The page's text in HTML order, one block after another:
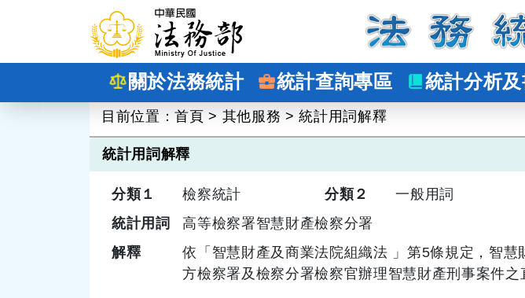
跳到主要內容
關於法務統計 統計查詢專區 統計分析及
目前位置：首頁 > 其他服務 >統計用詞解釋
統計用詞解釋
分類１ 檢察統計 分類２
一般用詞
統計用詞
高等檢察署智慧財產檢察分署
解釋
依「智慧財產及商業法院組織法 」第5條規定，智
方檢察署及檢察分署檢察官辦理智慧財產刑事案件之